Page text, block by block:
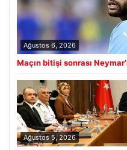
Ağustos 6, 2026
Maçın bitişi sonrası
Ağustos 5, 2026